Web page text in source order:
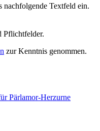
nachfolgende Textfeld ein.
Pflichtfelder.
zur Kenntnis genommen.
Pärlamor-Herzurne